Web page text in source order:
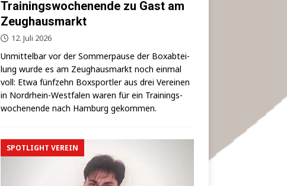
Trainingswochenende zu Gast am
Zeughausmarkt
12. Juli 2026
Unmit­tel­bar vor der Som­mer­pau­se der Box­ab­tei­
lung wur­de es am Zeug­haus­markt noch ein­mal
voll: Etwa fünf­zehn Box­sport­ler aus drei Ver­ei­nen
in Nord­rhein-West­fa­len waren für ein Trai­nings­
wo­chen­en­de nach Ham­burg gekommen.
SPOTLIGHT VEREIN